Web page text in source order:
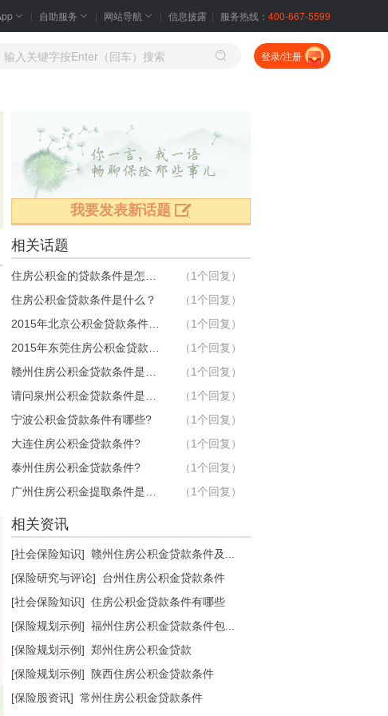
自助服务 网站导航 信息披露 服务热线： 400-667-5599
登录/注册
我要发表新话题
相关话题
（1个回复）
住房公积金贷款条件是什么？
（1个回复）
（1个回复）
（1个回复）
（1个回复）
（1个回复）
宁波公积金贷款条件有哪些?
（1个回复）
大连住房公积金贷款条件?
（1个回复）
泰州住房公积金贷款条件?
（1个回复）
（1个回复）
相关资讯
[社会保险知识] 赣州住房公积金贷款条件及...
[保险研究与评论]
台州住房公积金贷款条件
[社会保险知识] 住房公积金贷款条件有哪些
[保险规划示例] 福州住房公积金贷款条件包...
[保险规划示例] 郑州住房公积金贷款
[保险规划示例]
陕西住房公积金贷款条件
[保险股资讯] 常州住房公积金贷款条件